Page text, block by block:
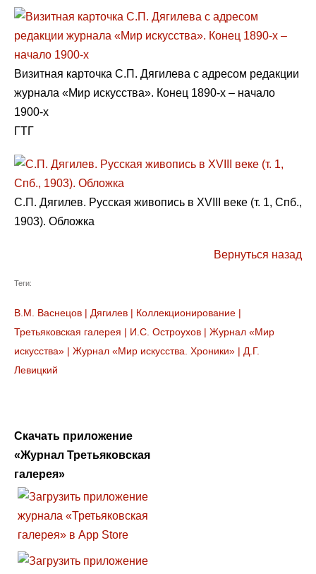
Визитная карточка С.П. Дягилева с адресом редакции
журнала «Мир искусства». Конец 1890-х – начало
1900-х
ГТГ
С.П. Дягилев. Русская живопись в XVIII веке (т. 1, Спб.,
1903). Обложка
Вернуться назад
Теги:
В.М. Васнецов | Дягилев | Коллекционирование |
Третьяковская галерея | И.С. Остроухов | Журнал «Мир
искусства» | Журнал «Мир искусства. Хроники» | Д.Г.
Левицкий
Скачать приложение
«Журнал Третьяковская
галерея»